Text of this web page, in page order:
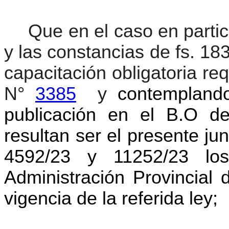
Que en el caso en
y las constancias de fs.
capacitación obligatoria
N° 3385 y
publicación en el B.O
resultan ser el presente
4592/23 y 11252/23
Administración
vigencia de la referida ley;